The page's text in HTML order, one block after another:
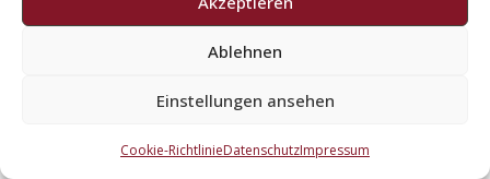
Ablehnen
Einstellungen ansehen
Cookie-RichtlinieDatenschutzImpressum
erbrechtliche Fragen bei
Trennung und Scheidung
Walek Rechtsanwälte Partnerschaft,
groh@walek-rechtsanwaelte.de